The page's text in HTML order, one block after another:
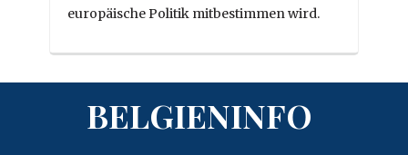
europäische Politik mitbestimmen wird.
BELGIENINFO